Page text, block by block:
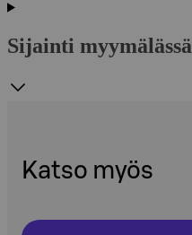
Sijainti myymälässä
Katso myös